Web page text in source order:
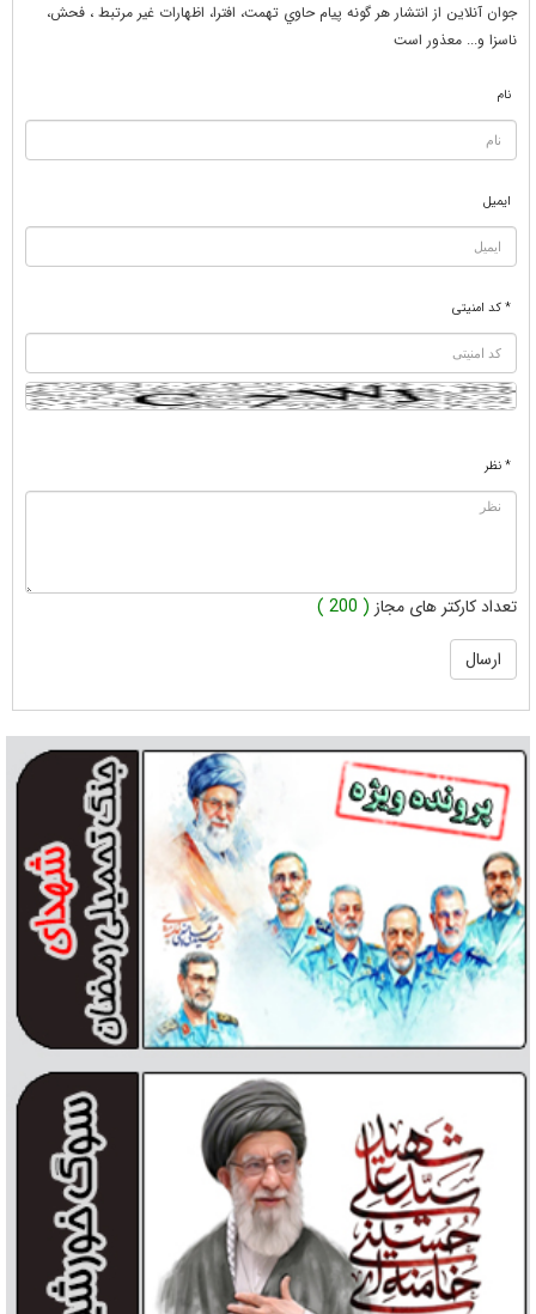
جوان آنلاين از انتشار هر گونه پيام حاوي تهمت، افترا، اظهارات غير مرتبط ، فحش،
ناسزا و... معذور است
نام
ایمیل
* کد امنیتی
* نظر
تعداد کارکتر های مجاز ( 200 )